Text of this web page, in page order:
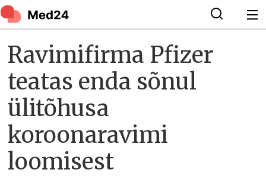
Ravimifirma Pfizer
teatas enda sõnul
ülitõhusa
koroonaravimi
loomisest